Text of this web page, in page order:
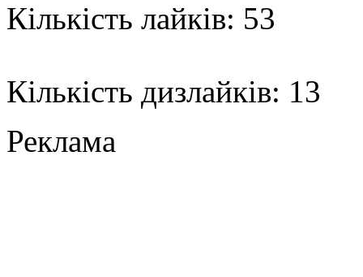
Кількість лайків: 53
Кількість дизлайків: 13
Реклама